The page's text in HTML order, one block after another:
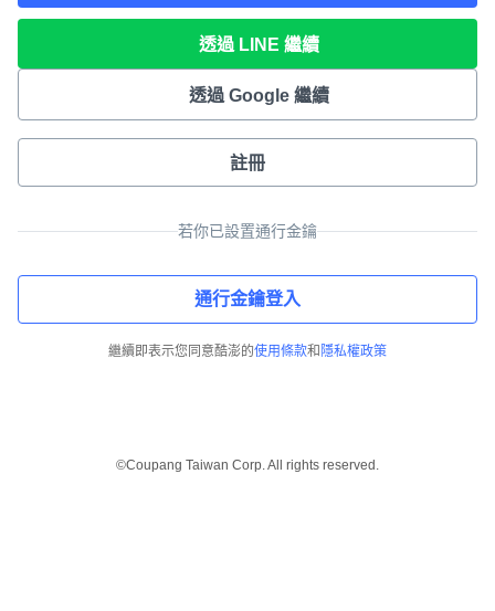
透過 LINE 繼續
透過 Google 繼續
註冊
若你已設置通行金鑰
通行金鑰登入
繼續即表示您同意酷澎的使用條款和 隱私權政策
©Coupang Taiwan Corp. All rights reserved.